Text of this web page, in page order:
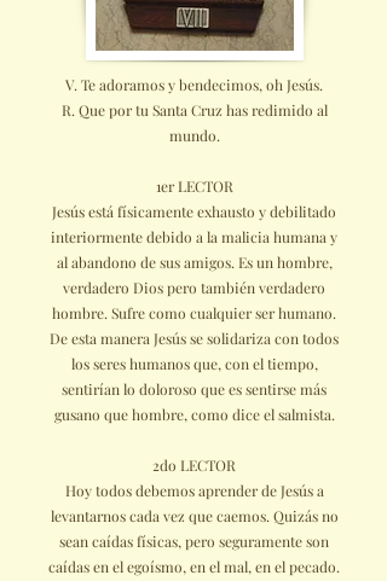
V. Te adoramos y bendecimos, oh Jesús.
R. Que por tu Santa Cruz has redimido al
mundo.
1er LECTOR
Jesús está físicamente exhausto y debilitado
interiormente debido a la malicia humana y
al abandono de sus amigos. Es un hombre,
verdadero Dios pero también verdadero
hombre. Sufre como cualquier ser humano.
De esta manera Jesús se solidariza con todos
los seres humanos que, con el tiempo,
sentirían lo doloroso que es sentirse más
gusano que hombre, como dice el salmista.
2do LECTOR
Hoy todos debemos aprender de Jesús a
levantarnos cada vez que caemos. Quizás no
sean caídas físicas, pero seguramente son
caídas en el egoísmo, en el mal, en el pecado.